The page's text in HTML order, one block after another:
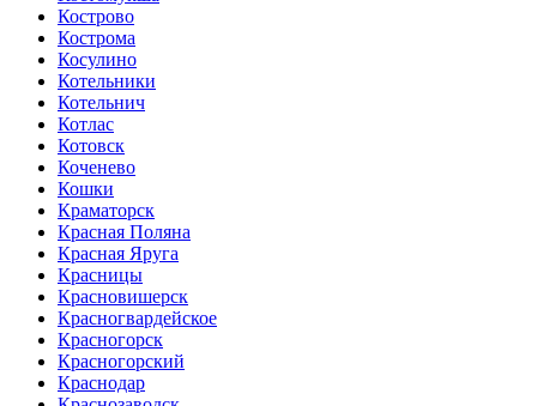
Кострово
Кострома
Косулино
Котельники
Котельнич
Котлас
Котовск
Коченево
Кошки
Краматорск
Красная Поляна
Красная Яруга
Красницы
Красновишерск
Красногвардейское
Красногорск
Красногорский
Краснодар